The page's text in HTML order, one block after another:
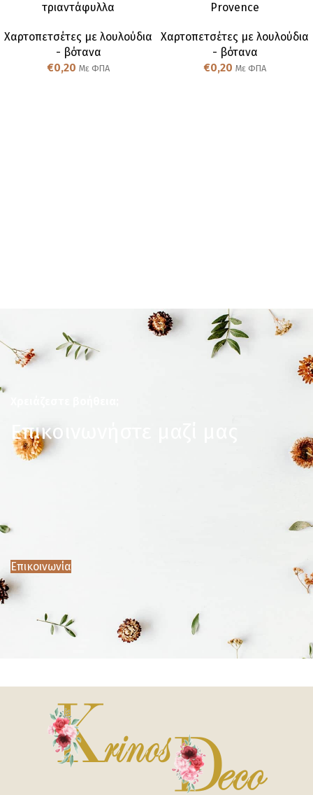
τριαντάφυλλα
Χαρτοπετσέτες με λουλούδια
- βότανα
€0,20 Με ΦΠΑ
Provence
Χαρτοπετσέτες με λουλούδια
- βότανα
€0,20 Με ΦΠΑ
Επικοινωνήστε μαζί μας
Επικοινωνία